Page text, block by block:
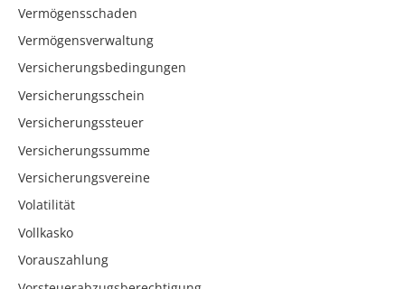
Vermögensschaden
Vermögensverwaltung
Versicherungsbedingungen
Versicherungsschein
Versicherungssteuer
Versicherungssumme
Versicherungsvereine
Volatilität
Vollkasko
Vorauszahlung